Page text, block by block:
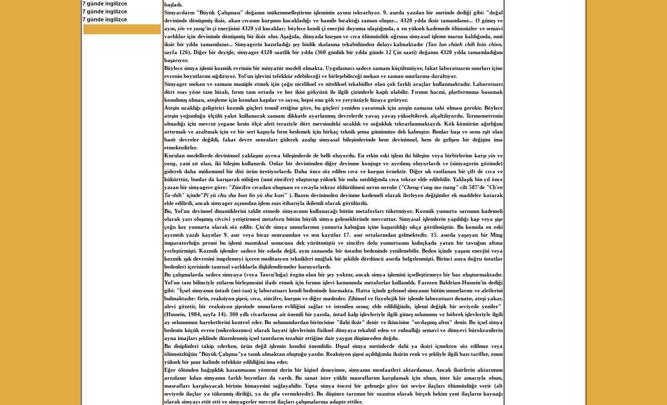
7 günde ingilizce
7 günde ingilizce
7 günde ingilizce
başladı.
Simyacıların "Büyük Çalışması" doğanın mükemmelleştirme işleminin aynısı tekrarlıyor. 9. asırda yazılan bir metinde dediği gibi: "doğal
devinimle dönüşmüş iksir, akan cıvanın kurşunu kucakladığı ve hamile bıraktığı zaman oluşur... 4320 yılda iksir tamamlanır... O güneş ve
ayın,yin ve yang'in çi enerjisini 4320 yıl kucaklar; böylece kendi çi enerjisi doyuma ulaştığında, o en yüksek kademede ölümsüzler ve semavi
varlıklar için devinimle dönüşmüş bir iksir olur. Aşağıda, dünyada kurşun ve cıva ölümsüzlük uğruna simyasal işleme maruz kaldığında, suni
iksir bir yılda tamamlanır... Simyagerin hazırladığı şey binlik skalasına tekabülünden dolayı kalmaktadır(Tan lun chüeh chih hsin chien,
sayfa 126). Diğer bir deyişle, simyager 4320 saatlik bir yılda (360 günlük bir yılda günde 12 Çin saati) doğanın 4320 yılda tamamladığını
başarıyor.
Böylece simya işlemi kozmik evrimin bir minyatür modeli olmakta. Uygulamacı sadece zamanı küçültmüyor, fakat laboratuarın sınırları içine
evrenin boyutlarını sığdırıyor. Yol'un işlevini tefekkür edebileceği ve birleşebileceği mekan ve zaman sınırlarına daraltıyor.
Simyager mekan ve zamanı maniple etmek için çoğu niceliksel ve niteliksel tekabüller olan çok farklı araçlar kullanmaktadır. Labarotuarı
dört esas yöne tam hizalı, fırını tam ortada ve her ikisi gökyüzü ile ilgili çizimlerle kaplı olabilir. Fırının hacmi, platformuna basamak
konulmuş olması, ateşleme için konulan kapılar ve sayısı, hepsi onu gök ve yeryüzüyle hizaya getiryor.
Ateşin sıcaklığı geliştirici kozmik güçleri temsil ettiğine göre, bu güçleri yeniden yaratmak için ateşin zamana tabi olması gerekir. Böylece
ateşin yoğunluğu ölçülü yakıt kullanarak zamanı dikkatle ayarlanmış devrelerde yavaş yavaş yükseltilerek alçaltılıyordu. Termometrenin
olmadığı için mevcut yegane kesin ölçü aleti teraziyle dört mevsimdeki sıcaklık ve soğukluk tekrarlanmaktaydı. Kök kömürün ağırlığını
artırmak ve azaltmak için ve bir seri kapıyla fırın beslemek için birkaç teknik şema günümüze dek kalmıştır. Bunlar başı ve sonu eşit olan
basit devreler değildi, fakat devre sonraları giderek azalıp simyasal bileşimlerinde hem devinimsel, hem de gelişen bir değişim ima
etmektedirler.
Kurulan modellerde devinimsel yaklaşım ayrıca bileşimlerde de belli oluyordu. En etkin eski işlem iki bileşim veya birbirlerine karşı yinve
yang, yani zıt olan, iki bileşim kullanırdı. Onlar bir devinimden diğer devinme konjuge ve ayrılmış oluyorlardı ve (simyagerin gözünde)
giderek daha mükemmel bir dizi ürün üretiyorlardı. Daha önce söz edilen cıva ve kurşun örnektir. Diğer sık rastlanan bir çift de cıva ve
kükürttür, bunlar da karışarak sülüğen (suni zincifre) oluşturup yüksek bir ısıda ısıtıldığında cıva tekrar elde edilebilir. Yaklaşık bin yıl önce
yazan bir simyagere göre: "Zincifre cıvadan oluşması ve cıvayla tekrar öldürülmesi sırrın sırrıdır ("Cheng-t'ung tao tsang" cilt 587'de "Ch'en
Ta-shih" içinde"Pi yü chu sha ban lin yü shu kuei" ). Bazen devinimden devinme kademeli olarak ilerleyen değişimler ek maddeler katarak
elde edilirdi, ancak simyager açısından işlem esas itibarıyla ikilemli olarak görülürdü.
Bu, Yol'un devimsel dinamiklerini taklit etmede simyacının kullanacağı bütün metaforları tüketmiyor. Kozmik yumurta sarısının kademeli
olarak yarı oluşmuş civcivi yetiştirmesi metaforu bütün büyük simya geleneklerinde mevcuttur. Simyasal işlemlerin yapıldığı kap veya şişe
çoğu kez yumurta olarak söz edilir. Çin'de simya unsurlarının yumurta kabuğun içine kapatıldığı sıkça görülmüştür. Bu konuda en eski
ayrıntılı yazılı kayıtlar 9. asır veya biraz sonrasından ve son kayıtlar 17. asır ortalarından gelmektedir. 15. asırda yaşayan bir Ming
imparatorluğu prensi bu işlemi mantıksal sonucuna dek yürütmüştü ve zincifre dolu yumurtasını kuluçkada yatan bir tavuğun altına
yerleştirmişti. Kozmik işlemler sadece bir odada değil, aynı zamanda bir üstadın bedeninde yenilenebilir. Beden içinde yaşam enerjisi veya
kozmik ışık devresini imgelemeyi içeren meditasyon teknikleri muğlak bir şekilde dördüncü asırda belgelenmişti. Birinci asıra doğru üstatlar
bedenleri içerisinde tanrısal varlıklarla ilişkilendirmeler kuruyorlardı.
Bu çalışmalarda sadece simyaya (veya Taocu'luğa) özgün olan bir şey yoktur, ancak simya işlemini içselleştirmeye bir baz oluşturmaktadır.
Yol'un tam bilinciyle zıtların birleşmesini ifade etmek için fırının işlevi konusunda metaforlar kullanıldı. Farzeen Baldrian-Hussein'in dediği
gibi: "İçsel simyanın üstadı (nei-tan) iç laboratuarı kendi bedeninde kurmakta. Hatta içinde gelensel simyanın bütün unsurlarını ve aletlerini
bulmaktadır: firin, reaksiyon şişesi, cıva, zincifre, kurşun ve diğer madenler. Zihinsel ve fizyolojik bir işlemle laboratuarı donatır, ateşi yakar,
alevi gözetir, bir reaksiyon şişesinde unsurların evliliğini sağlar ve istenilen sonuç elde edildiğinde, işlemi değişik bir seviyede yeniler"
(Hussein, 1984, sayfa 14). 300 yıllı civarlarına ait önemli bir yazıda, üstad kalp işlevleriyle ilgili güneş solunumu ve böbrek işlevleriyle ilgili
ay solunumun hareketlerini kontrol eder. Bu solunumlardan birincisine "ilahi iksir" denir ve ikincisine "sıvılaşmış altın" denir. Bu içsel simya
bedenin küçük evren (mikrokozmos) olarak hayati işlevlerinin fiziksel dünyaya tekabül eden ve ruhsallığı semavi ve dünyevi bürokrasilerin
ayna imajları şeklinde düzenlenmiş içsel tanrıların tezahür ettiğine dair yaygın düşünceden doğdu.
Bu disiplinleri takip ederken, ürün değil işlemin kendisi önemlidir. Dışsal simya metinlerde dahi ya iksiri içmekten söz edilmez veya
ölümsüzlüğün "Büyük Çalışma"ya tanık olmaktan oluştuğu yazılır. Reaksiyon şişesi açıldığında iksirin renk ve şekliyle ilgili bazı tarifler, onun
yüksek bir şuur halinde tefekkür edildiğini ima eder.
Eğer ölümden bağışıklık kazanmanın yöntemi derin bir kişisel deneyimse, simyanın menfaatleri aktarılamaz. Ancak iksirlerin aktarımını
arzulanır kılan simyanın farklı boyutları da vardı. Bu sanat ister yüklü masraflarını karşılamak için olsun, ister kâr amacıyla olsun,
masrafları karşılayacak birinin himayesini sağlayabilir. Tıpta simya öncesi bir geleneğe göre üst seviye ilaçları ölümsüzlüğe verir (alt
seviyede ilaçlar ya tükenmiş diriliği, ya da şifa vermektedir). Bu düşünce tarzının bir uzantısı olarak birçok hekim yeni ilaçların kaynağı
olarak simyayı etüt etti ve simyagerler mevcut ilaçları çalışmalarına adapte ettiler.